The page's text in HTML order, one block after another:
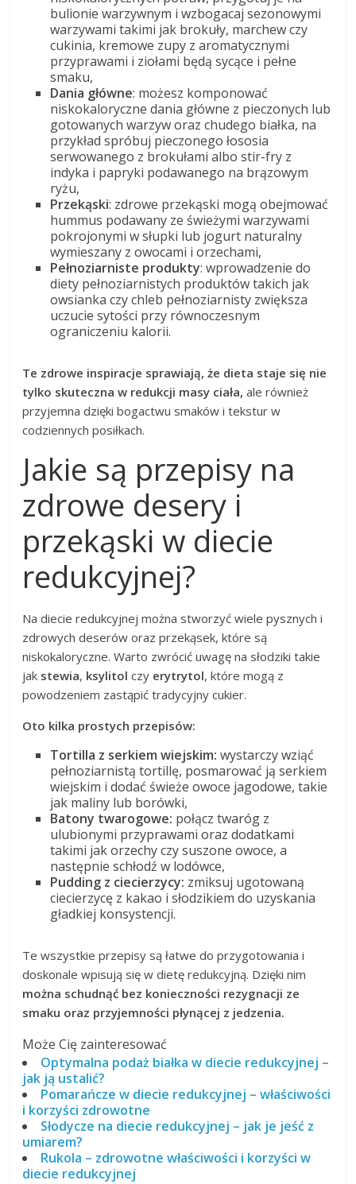
bulionie warzywnym i wzbogacaj sezonowymi
warzywami takimi jak brokuły, marchew czy
cukinia, kremowe zupy z aromatycznymi
przyprawami i ziołami będą sycące i pełne
smaku,
Dania główne: możesz komponować
niskokaloryczne dania główne z pieczonych lub
gotowanych warzyw oraz chudego białka, na
przykład spróbuj pieczonego łososia
serwowanego z brokułami albo stir-fry z
indyka i papryki podawanego na brązowym
ryżu,
Przekąski: zdrowe przekąski mogą obejmować
hummus podawany ze świeżymi warzywami
pokrojonymi w słupki lub jogurt naturalny
wymieszany z owocami i orzechami,
Pełnoziarniste produkty: wprowadzenie do
diety pełnoziarnistych produktów takich jak
owsianka czy chleb pełnoziarnisty zwiększa
uczucie sytości przy równoczesnym
ograniczeniu kalorii.
Te zdrowe inspiracje sprawiają, że dieta staje się nie
tylko skuteczna w redukcji masy ciała, ale również
przyjemna dzięki bogactwu smaków i tekstur w
codziennych posiłkach.
Jakie są przepisy na
zdrowe desery i
przekąski w diecie
redukcyjnej?
Na diecie redukcyjnej można stworzyć wiele pysznych i
zdrowych deserów oraz przekąsek, które są
niskokaloryczne. Warto zwrócić uwagę na słodziki takie
jak stewia, ksylitol czy erytrytol, które mogą z
powodzeniem zastąpić tradycyjny cukier.
Oto kilka prostych przepisów:
Tortilla z serkiem wiejskim: wystarczy wziąć
pełnoziarnistą tortillę, posmarować ją serkiem
wiejskim i dodać świeże owoce jagodowe, takie
jak maliny lub borówki,
Batony twarogowe: połącz twaróg z
ulubionymi przyprawami oraz dodatkami
takimi jak orzechy czy suszone owoce, a
następnie schłodź w lodówce,
Pudding z ciecierzycy: zmiksuj ugotowaną
ciecierzycę z kakao i słodzikiem do uzyskania
gładkiej konsystencji.
Te wszystkie przepisy są łatwe do przygotowania i
doskonale wpisują się w dietę redukcyjną. Dzięki nim
można schudnąć bez konieczności rezygnacji ze
smaku oraz przyjemności płynącej z jedzenia.
Może Cię zainteresować
Optymalna podaż białka w diecie redukcyjnej –
jak ją ustalić?
Pomarańcze w diecie redukcyjnej – właściwości
i korzyści zdrowotne
Słodycze na diecie redukcyjnej – jak je jeść z
umiarem?
Rukola – zdrowotne właściwości i korzyści w
diecie redukcyjnej